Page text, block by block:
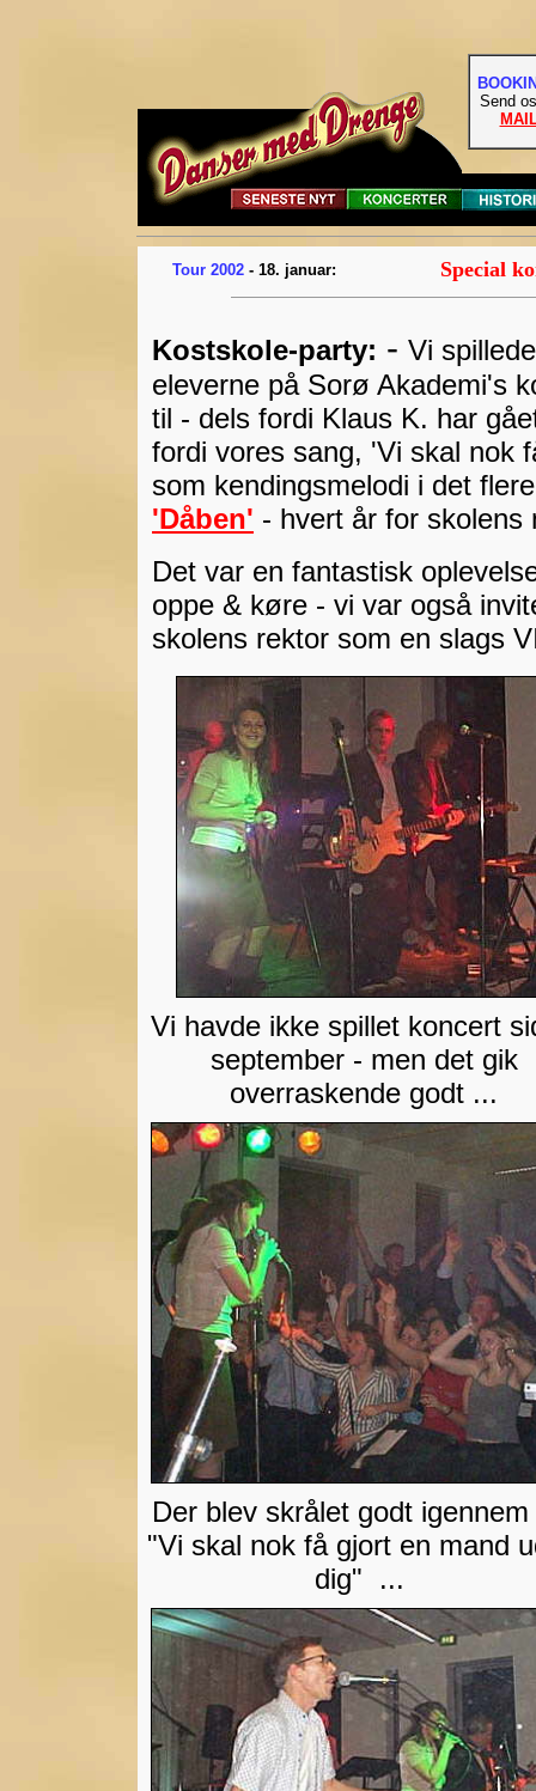
Send
Tour 2002 - 18. januar: Special
Kostskole-party: - Vi
eleverne på Sorø Akademi's
til - dels fordi Klaus K. har
fordi vores sang, 'Vi skal nok
som kendingsmelodi i det
'Dåben' - hvert år for skolens
Det var en fantastisk
oppe & køre - vi var også
skolens rektor som en slags
Vi havde ikke spillet koncert
september - men det gik
overraskende godt ...
Der blev skrålet godt
"Vi skal nok få gjort en mand
dig" ...